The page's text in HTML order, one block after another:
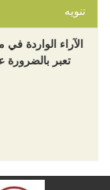
تنويه
الآراء الواردة
تعبر